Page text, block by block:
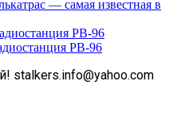
— самая известная в
РВ-96
РВ-96
stalkers.info@yahoo.com